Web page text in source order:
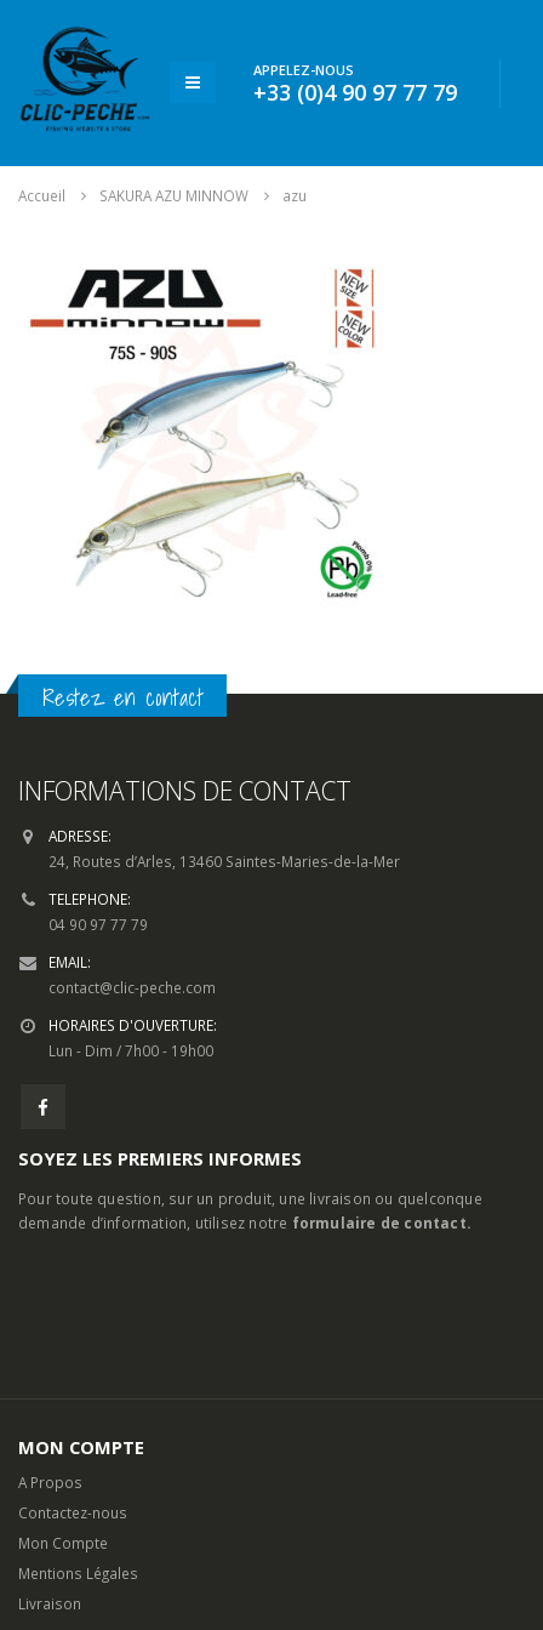
APPELEZ-NOUS
+33 (0)4 90 97 77 79
Accueil SAKURA AZU MINNOW azu
Restez en contact
INFORMATIONS DE CONTACT
ADRESSE:
24, Routes d’Arles, 13460 Saintes-Maries-de-la-Mer
TELEPHONE:
04 90 97 77 79
EMAIL:
contact@clic-peche.com
HORAIRES D'OUVERTURE:
Lun - Dim / 7h00 - 19h00
SOYEZ LES PREMIERS INFORMES
Pour toute question, sur un produit, une livraison ou quelconque
demande d’information, utilisez notre formulaire de contact.
MON COMPTE
A Propos
Contactez-nous
Mon Compte
Mentions Légales
Livraison